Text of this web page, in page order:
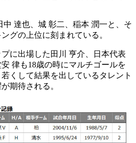
達也、城 彰二、稲本 潤一と、そ
グの上位に刻まれている。
に出場した田川 亨介、日本代表
律も18歳の時にマルチゴールを
くして結果を出しているタレント
期待される。